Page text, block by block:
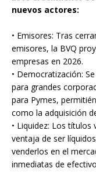
nuevos actores:
• Emisores: Tras
emisores, la BVQ
empresas en 2026.
• Democratización:
para grandes
para Pymes,
como la adquisición
• Liquidez: Los
ventaja de ser
venderlos en el
inmediatas de